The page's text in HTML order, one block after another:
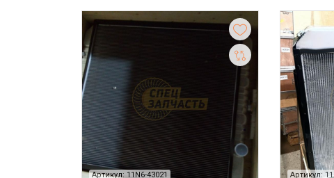
Артикул: 11N6-43021 Артикул: